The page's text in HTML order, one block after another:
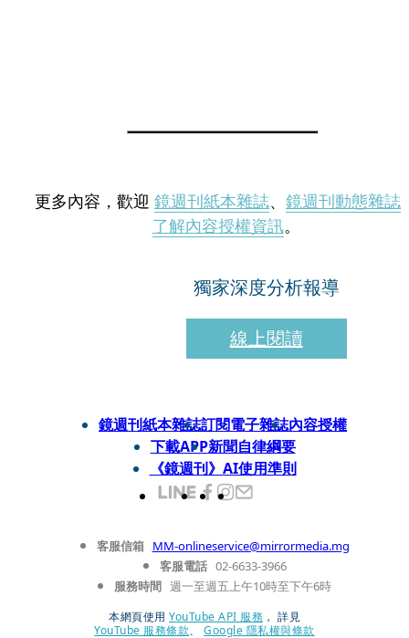
更多內容，歡迎 鏡週刊紙本雜誌、 鏡週刊動態雜誌
了解內容授權資訊。
獨家深度分析報導
線上閱讀
鏡週刊紙本雜誌訂閱電子雜誌內容授權
下載APP新聞自律綱要
《鏡週刊》AI使用準則
客服信箱 MM-onlineservice@mirrormedia.mg
客服電話 02-6633-3966
服務時間 週一至週五上午10時至下午6時
本網頁使用 YouTube API 服務 ， 詳見
YouTube 服務條款、
Google 隱私權與條款